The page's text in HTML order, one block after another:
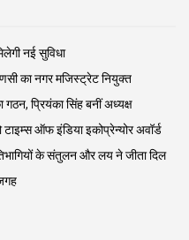
नई सुविधा
का नगर मजिस्ट्रेट नियुक्त
गठन, प्रियंका सिंह बनीं अध्यक्ष
ऑफ इंडिया इकोप्रेन्योर अवॉर्ड
के संतुलन और लय ने जीता दिल